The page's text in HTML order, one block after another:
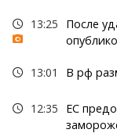
13:25
После
13:01 В рф
12:35
ЕС